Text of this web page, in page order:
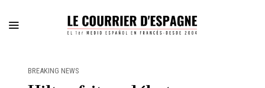
BREAKING NEWS